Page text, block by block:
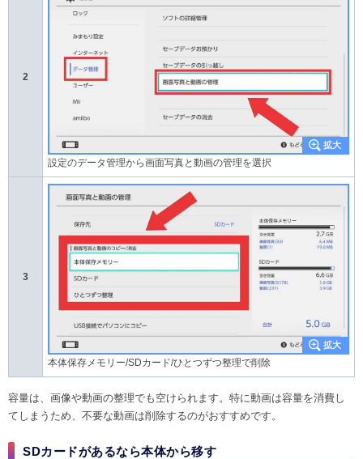
2
設定のデータ管理から画面写真と動画の管理を選択
3
本体保存メモリー/SDカード/ひとつずつ整理で削除
容量は、画像や動画の整理でも空けられます。特に動画は容量を消費し
てしまうため、不要な動画は削除するのがおすすめです。
SDカードがあるなら本体から移す